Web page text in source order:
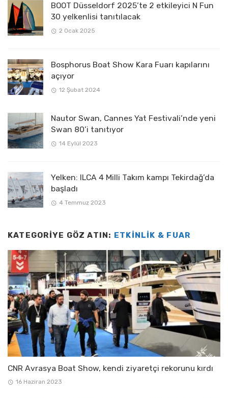
BOOT Düsseldorf 2025’te 2 etkileyici N Fun
30 yelkenlisi tanıtılacak
2 Ocak 2025
Bosphorus Boat Show Kara Fuarı kapılarını
açıyor
12 Şubat 2024
Nautor Swan, Cannes Yat Festivali’nde yeni
Swan 80’i tanıtıyor
14 Eylül 2023
Yelken: ILCA 4 Milli Takım kampı Tekirdağ’da
başladı
4 Temmuz 2023
KATEGORIYE GÖZ ATIN: ETKINLIK & FUAR
CNR Avrasya Boat Show, kendi ziyaretçi rekorunu kırdı
16 Haziran 2023